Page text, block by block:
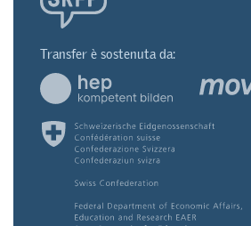
Transfer è sostenuta da: